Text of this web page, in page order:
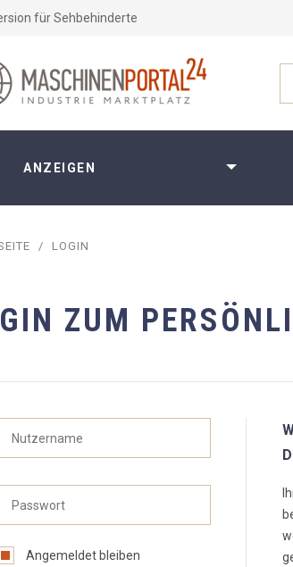
für Sehbehinderte
ANZEIGEN
/ LOGIN
ZUM
Angemeldet bleiben